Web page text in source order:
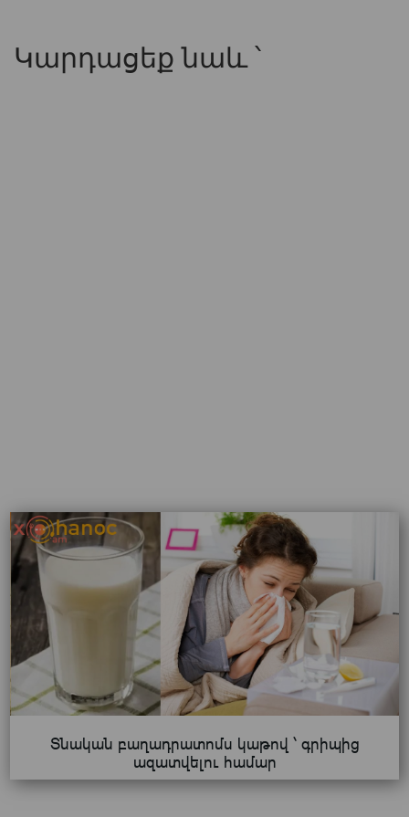
Կարդացեք նաև ՝
Տնական բաղադրատոմս կաթով ՝ գրիպից
ազատվելու համար